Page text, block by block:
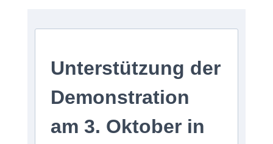
Unterstützung der
Demonstration
am 3. Oktober in